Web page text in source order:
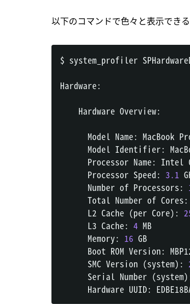
以下のコマンドで色々と表示できる
$ system_profiler
Hardware:
    Hardware Overview:
Model Name: MacBook
Model Identifier:
Processor Name: Intel
      Processor Speed:
3.1
      Number of Processors:
      Total Number of Cores:
      L2 Cache
(per Core) :
      L3 Cache:
4 MB
      Memory:
16 GB
Boot ROM Version:
      SMC Version
(system) :
      Serial Number
(system)